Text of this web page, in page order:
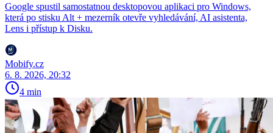
Google spustil samostatnou desktopovou aplikaci pro Windows,
která po stisku Alt + mezerník otevře vyhledávání, AI asistenta,
Lens i přístup k Disku.
Mobify.cz
6. 8. 2026, 20:32
4 min